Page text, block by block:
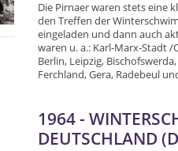
Die Pirnaer waren stets eine
den Treffen der
eingeladen und dann auch
waren u. a.: Karl-Marx-Stadt /
Berlin, Leipzig,
Ferchland, Gera, Radebeul
1964 -
DEUTSCHLAND